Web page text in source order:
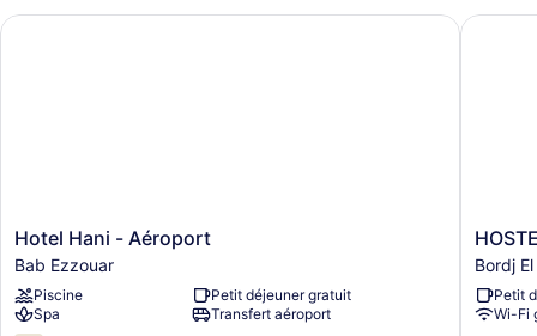
Suite
Hotel
Hani
-
Aéroport
Bab
Hotel Hani - Aéroport
Bab Ezzouar
Piscine
Petit déjeuner gratuit
Spa
Transfert aéroport
Hotel Hani - Aéroport
YAYA
Bordj
El
Kiffan
Bordj
Petit
Wi-Fi